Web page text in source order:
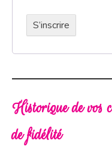
S’inscrire
Historique de vos
de fidélité